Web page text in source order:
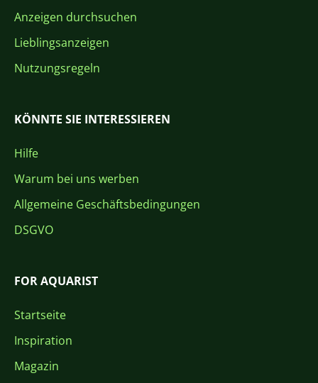
Anzeigen durchsuchen
Lieblingsanzeigen
Nutzungsregeln
KÖNNTE SIE INTERESSIEREN
Hilfe
Warum bei uns werben
Allgemeine Geschäftsbedingungen
DSGVO
FOR AQUARIST
Startseite
Inspiration
Magazin